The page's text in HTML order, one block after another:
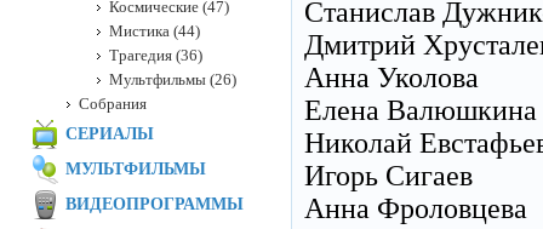
Станислав
Дмитрий
Анна Уколова
Елена Валюшкина
Николай
Игорь Сигаев
Анна Фроловцева
Космические (47)
Мистика (44)
Трагедия (36)
Мультфильмы (26)
Собрания
СЕРИАЛЫ
МУЛЬТФИЛЬМЫ
ВИДЕОПРОГРАММЫ